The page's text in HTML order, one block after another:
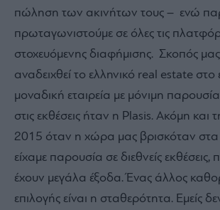
πώληση των ακινήτων τους – ενώ
πρωταγωνιστούμε σε όλες τις
στοχευόμενης διαφήμισης. Σκοπός μας
αναδειχθεί το ελληνικό real estate στο
μοναδική εταιρεία με μόνιμη
στις εκθέσεις ήταν η Plasis. Ακόμη και
2015 όταν η χώρα μας βρισκόταν στα
είχαμε παρουσία σε διεθνείς εκθέσεις,
έχουν μεγάλα έξοδα. Ένας άλλος
επιλογής είναι η σταθερότητα. Εμείς